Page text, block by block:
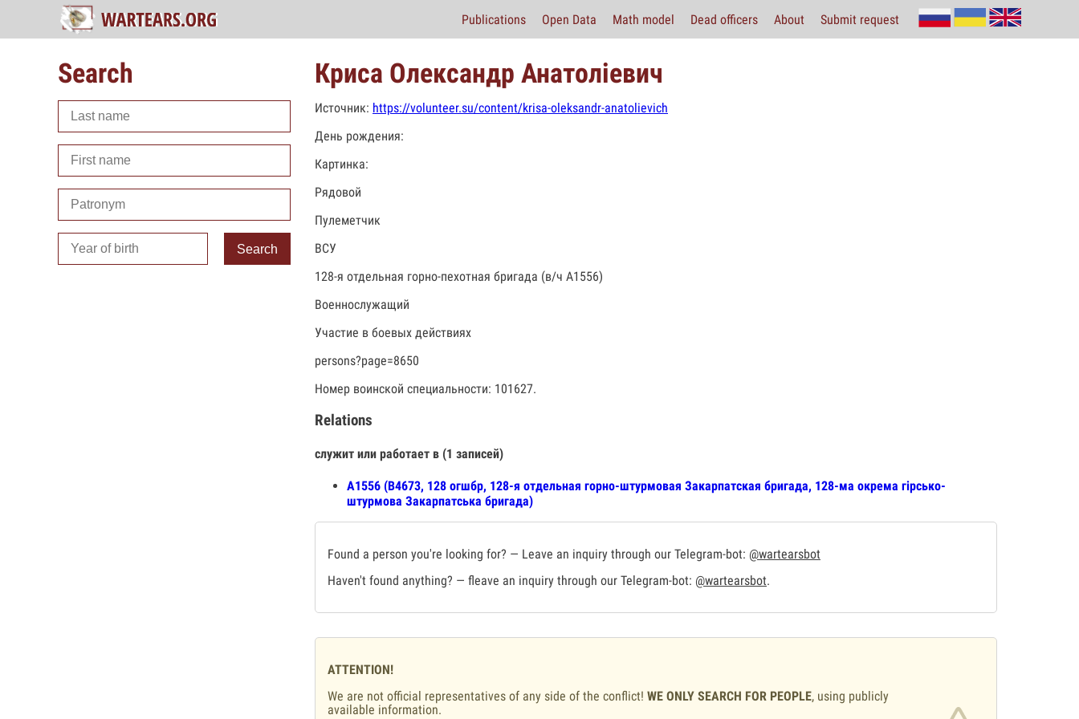
Publications Open Data Math model Dead officers About Submit request
Search
Search
Криса Олександр Анатоліевич
Источник: https://volunteer.su/content/krisa-oleksandr-anatolievich
День рождения:
Картинка:
Рядовой
Пулеметчик
ВСУ
128-я отдельная горно-пехотная бригада (в/ч А1556)
Военнослужащий
Участие в боевых действиях
persons?page=8650
Номер воинской специальности: 101627.
Relations
служит или работает в (1 записей)
А1556 (В4673, 128 огшбр, 128-я отдельная горно-штурмовая Закарпатская бригада, 128-ма окрема гірсько-
штурмова Закарпатська бригада)
Found a person you're looking for? — Leave an inquiry through our Telegram-bot: @wartearsbot
Haven't found anything? — fleave an inquiry through our Telegram-bot: @wartearsbot.
ATTENTION!
We are not official representatives of any side of the conflict! WE ONLY SEARCH FOR PEOPLE, using publicly
available information.